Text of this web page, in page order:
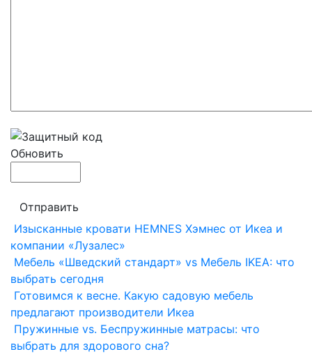
Обновить
Отправить
Изысканные кровати HEMNES Хэмнес от Икеа и
компании «Лузалес»
Мебель «Шведский стандарт» vs Мебель IKEA: что
выбрать сегодня
Готовимся к весне. Какую садовую мебель
предлагают производители Икеа
Пружинные vs. Беспружинные матрасы: что
выбрать для здорового сна?